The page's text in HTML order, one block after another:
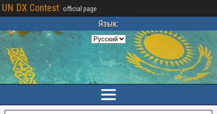
UN DX Contest official page
Язык: